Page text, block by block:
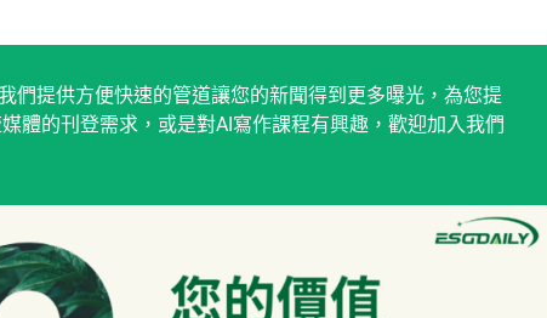
們提供方便快速的管道讓您的新聞得到更多曝光，為您提
體的刊登需求，或是對AI寫作課程有興趣，歡迎加入我們